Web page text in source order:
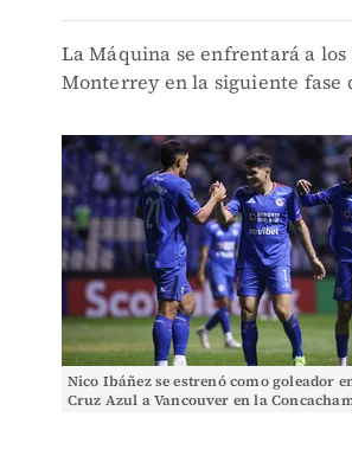
La Máquina se enfrentará a los
Monterrey en la siguiente fase
Nico Ibáñez se estrenó como goleador
Cruz Azul a Vancouver en la